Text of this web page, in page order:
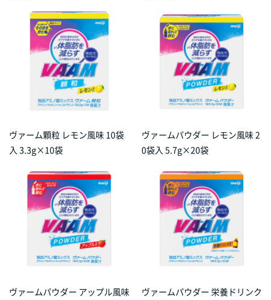
ヴァーム顆粒 レモン風味 10袋
入 3.3g×10袋
ヴァームパウダー レモン風味 2
0袋入 5.7g×20袋
ヴァームパウダー アップル風味
ヴァームパウダー 栄養ドリンク